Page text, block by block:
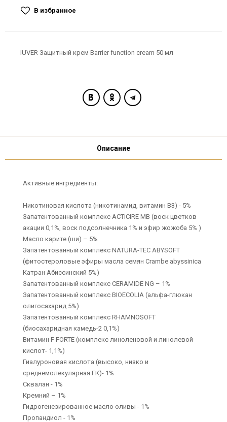
В избранное
IUVER Защитный крем Barrier function cream 50 мл
Описание
Активные ингредиенты:
Никотиновая кислота (никотинамид, витамин В3) - 5%
Запатентованный комплекс ACTICIRE MB (воск цветков
акации 0,1%, воск подсолнечника 1% и эфир жожоба 5% )
Масло карите (ши) – 5%
Запатентованный комплекс NATURA-TEC ABYSOFT
(фитостероловые эфиры масла семян Crambe abyssinica
Катран Абиссинский 5%)
Запатентованный комплекс CERAMIDE NG – 1%
Запатентованный комплекс BIOECOLIA (альфа-глюкан
олигосахарид 5%)
Запатентованный комплекс RHAMNOSOFT
(биосахаридная камедь-2 0,1%)
Витамин F FORTE (комплекс линоленовой и линолевой
кислот- 1,1%)
Гиалуроновая кислота (высоко, низко и
среднемолекулярная ГК)- 1%
Сквалан - 1%
Кремний – 1%
Гидрогенезированное масло оливы - 1%
Пропандиол - 1%